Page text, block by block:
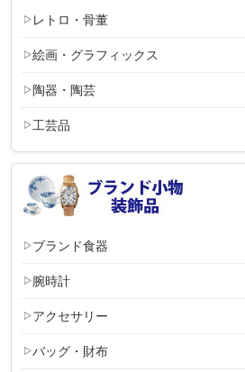
レトロ・骨董
絵画・グラフィックス
陶器・陶芸
工芸品
ブランド食器
腕時計
アクセサリー
バッグ・財布